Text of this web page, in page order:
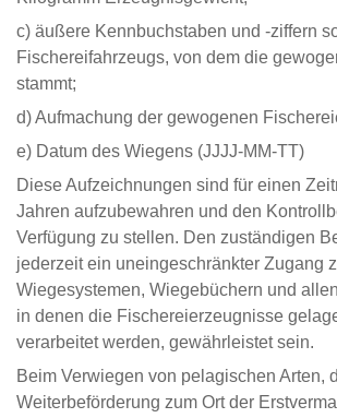
c) äußere Kennbuchstaben und -ziffern
Fischereifahrzeugs, von dem die
stammt;
d) Aufmachung der gewogenen
e) Datum des Wiegens (JJJJ-MM-TT)
Diese Aufzeichnungen sind für einen
Jahren aufzubewahren und den
Verfügung zu stellen. Den zuständigen
jederzeit ein uneingeschränkter Zugang
Wiegesystemen, Wiegebüchern und
in denen die Fischereierzeugnisse
verarbeitet werden, gewährleistet sein.
Beim Verwiegen von pelagischen Arten,
Weiterbeförderung zum Ort der